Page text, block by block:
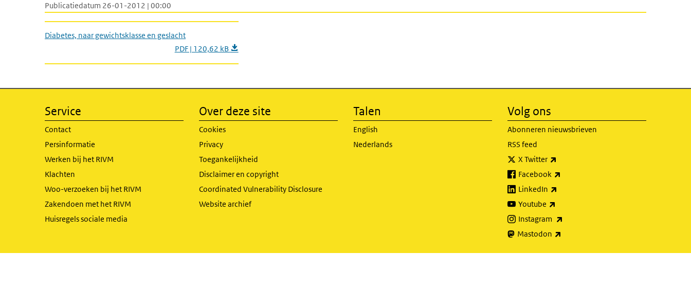
Publicatiedatum 26-01-2012 | 00:00
Diabetes, naar gewichtsklasse en geslacht
PDF | 120,62 kB
Service
Contact
Persinformatie
Werken bij het RIVM
Klachten
Woo-verzoeken bij het RIVM
Zakendoen met het RIVM
Huisregels sociale media
Over deze site
Cookies
Privacy
Toegankelijkheid
Disclaimer en copyright
Coordinated Vulnerability Disclosure
Website archief
Talen
English
Nederlands
Volg ons
Abonneren nieuwsbrieven
RSS feed
X Twitter
Facebook
LinkedIn
Youtube
Instagram
Mastodon